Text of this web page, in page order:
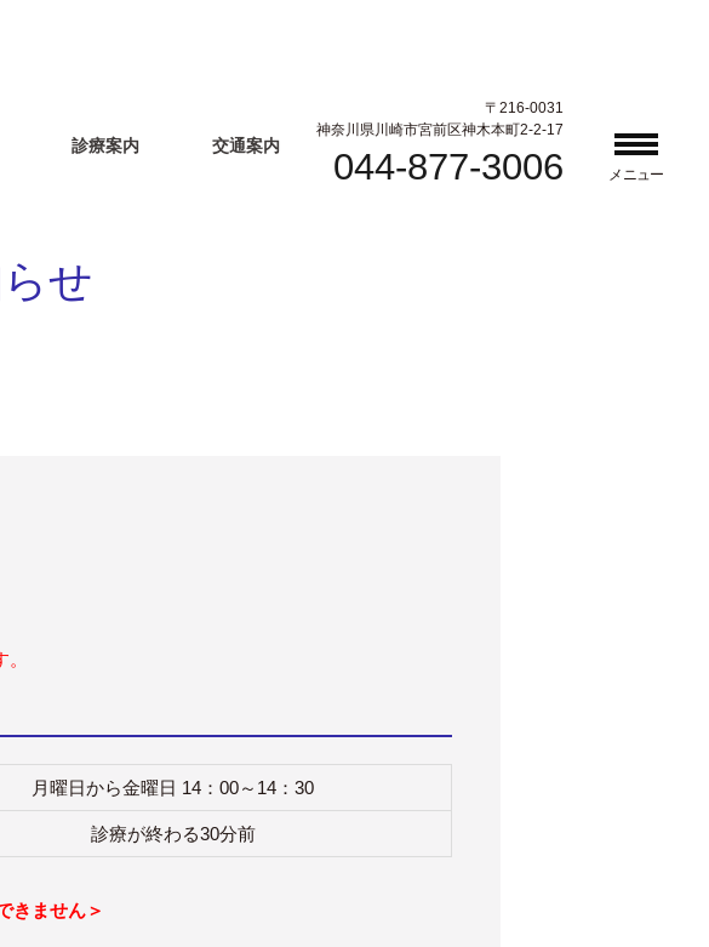
診療案内 交通案内
〒216-0031
神奈川県川崎市宮前区神木本町2-2-17
044-877-3006 メニュー
せ
月曜日から金曜日 14：00～14：30
診療が終わる30分前
きません＞